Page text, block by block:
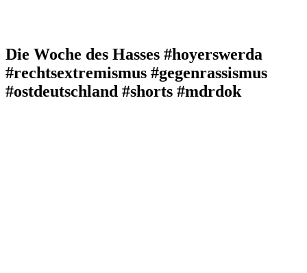
Die Woche des Hasses #hoyerswerda
#rechtsextremismus #gegenrassismus
#ostdeutschland #shorts #mdrdok